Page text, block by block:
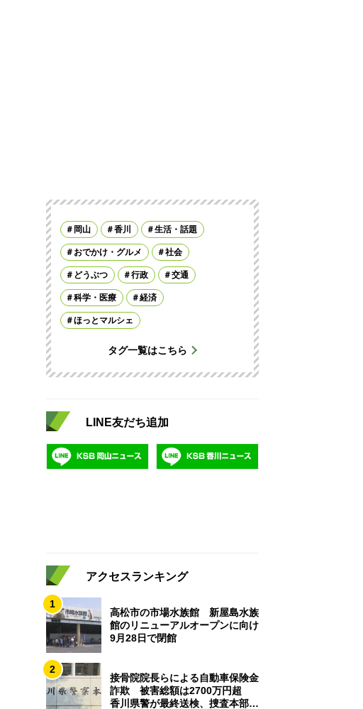
岡山 香川 生活・話題
おでかけ・グルメ 社会
どうぶつ 行政 交通
科学・医療 経済
ほっとマルシェ
タグ一覧はこちら
LINE友だち追加
アクセスランキング
1
高松市の市場水族館 新屋島水族
館のリニューアルオープンに向け
9月28日で閉館
2
接骨院院長らによる自動車保険金
詐欺 被害総額は2700万円超
香川県警が最終送検、捜査本部解